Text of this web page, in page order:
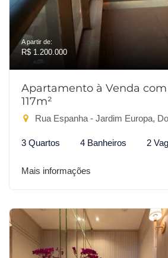
A partir de:
R$ 1.200.000
Apartamento à Venda com
117m²
Rua Espanha - Jardim Europa,
3 Quartos 4 Banheiros 2
Mais informações